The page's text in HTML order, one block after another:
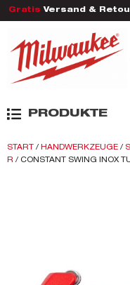
Gratis Versand &
PRODUKTE
START / HANDWERKZEUGE /
R / CONSTANT SWING INOX